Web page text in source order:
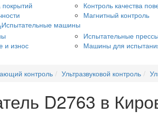
покрытий
Контроль качества
Магнитный контроль
Испытательные машины
Испытательные прессы
и износ
Машины для
контроль Ультразвуковой контроль
D2763 в